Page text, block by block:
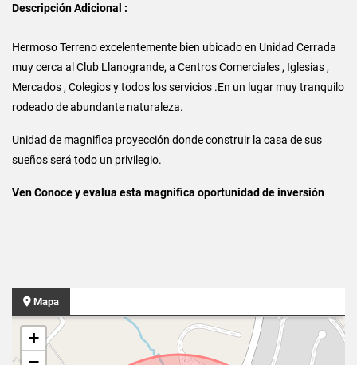
Descripción Adicional :
Hermoso Terreno excelentemente bien ubicado en Unidad Cerrada
muy cerca al Club Llanogrande, a Centros Comerciales , Iglesias ,
Mercados , Colegios y todos los servicios .En un lugar muy tranquilo
rodeado de abundante naturaleza.
Unidad de magnifica proyección donde construir la casa de sus
sueños será todo un privilegio.
Ven Conoce y evalua esta magnifica oportunidad de inversión
Mapa
+